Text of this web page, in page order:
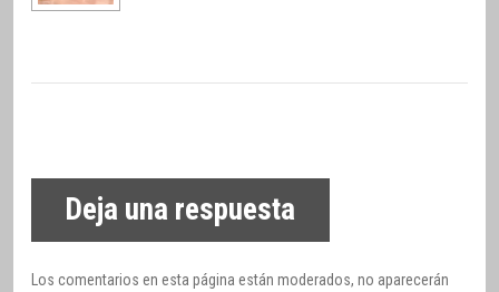
Deja una respuesta
Los comentarios en esta página están moderados, no aparecerán